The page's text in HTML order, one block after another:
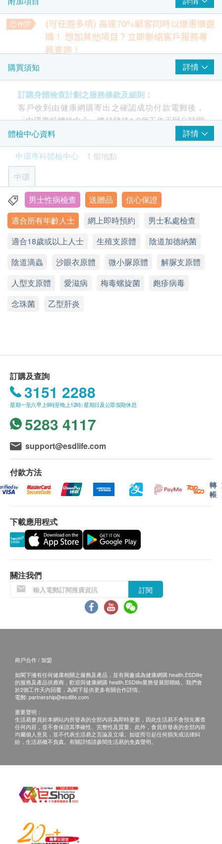
愛滋病毒抗體測試
愛滋病毒p24抗原測試
梅毒螺旋菌抗體測試
皰疹病毒2型抗體測試
霉菌類
念珠菌
性病基因測試
生殖支原體
人型支原體
解脲支原體
單純疱疹病毒I型
單純疱疹病毒II型
梅毒螺旋體（梅毒）
性病檢查
乙型肝炎表面抗原測試
陰道滴蟲
沙眼衣原體
微小脲原體
陰道加德納菌
報告
(可任選多項) 高達70%顧客同時以優惠價選
購！ 想加其他項目？立即聯絡客戶服務專
員查詢！
人類乳頭病毒測試
HK$1,500.0 HK$1,580
精液化驗
HK$890.0
全血檢查
HK$620.0 HK$650
尿常規
4% off
HK$640.0 HK$670
購買須知 詳情
訂購身體檢查計劃之服務條款及細則：
客戶收到由健康網購寄出之確認成功付款電郵後，
「中環專科體檢中心」將於隨後1-2個工作天辦公時間
內，致電客戶預約身體檢查的時間及地點。客戶亦可
致電查詢或在訂單確認後一個工作天致電該中心預約
(電話/ Whatsapp：+852 5543 0000)。
年齡
身體檢查計劃只適用於18歲或以上之人士。
有效期
本身體檢查計劃有效期為6個月，客戶必須於6個月內
(由確認付款日期起計)接受有關檢查，逾期作廢。
進行健康檢查後，一般情況下，需大概7 - 14 個工作
天跟進檢查報告， 工作天不包括星期六、日及公眾假
取醫生講解報告
自取報告時間 :
星期一至五-上午 9am - 6pm
備註
講解醫療服務: 電話或會面只提供一次服務
作銷毀處理及不會存底，額外索取報告複印需付行
政費(另議)。
客人需自行承擔郵寄報告之風險。
檢中心 保留最後決定權。
免責聲明：
途。當閣下身體健康出現任何疾病徵兆時，應立即
諮詢有認可資格的醫生，作出診斷及治療。
本服務/產品由商戶提供。生活易【健康網購
health.ESDlife】並沒有經營或提供本服務/產品。
查詢，須向提供服務之體檢中心或商戶提出。
體檢中心資料
詳情
中環專科體檢中心
1 個地點
中環
香港中環皇后大道中99號中環中心42樓4203室
星期一至五︰9:00a.m. – 6:00p.m.
星期六：9:00a.m. – 1:00p.m.
星期日及公眾假期︰休息
男士性病檢查 送贈品
信心保證
適合所有年齡人士
網上即時預約
男士私處檢查
適合18歲或以上人士
生殖支原體
陰道加德納菌
陰道滴蟲
沙眼衣原體 微小脲原體
解脲支原體
人型支原體
愛滋病 梅毒螺旋菌
皰疹病毒
念珠菌
乙型肝炎
訂購及查詢
3151 2288
星期一至六早上9時至晚上12時; 星期日及公眾假期休息
5283 4117
support@esdlife.com
付款方法
轉
帳
下載應用程式
關注我們
訂閱
商戶合作 / 加盟
如閣下擁有任何健康相關之服務及產品，並有興趣成為健康網購 health.ESDlife
的服務及產品供應商，歡迎與健康網購 health.ESDlife業務發展部聯絡。我們會
於2個工作天內回覆，為閣下提供更多有關合作詳情。
電郵: partnership@esdlife.com
重要聲明：
生活易會員於本網站內所發表的全部內容為即時更新，因此生活易不會預先審查
任何內容，並不會保證其準確性、完整性及質量。此外，會員所發表的全部內容
均屬個人意見，並不代表生活易之言論及立場。如從而引起任何損失或法律糾
紛，生活易概不負責。有關詳情請參閱生活易的免責聲明。